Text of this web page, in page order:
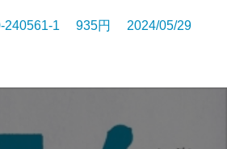
240561-1 935円 2024/05/29